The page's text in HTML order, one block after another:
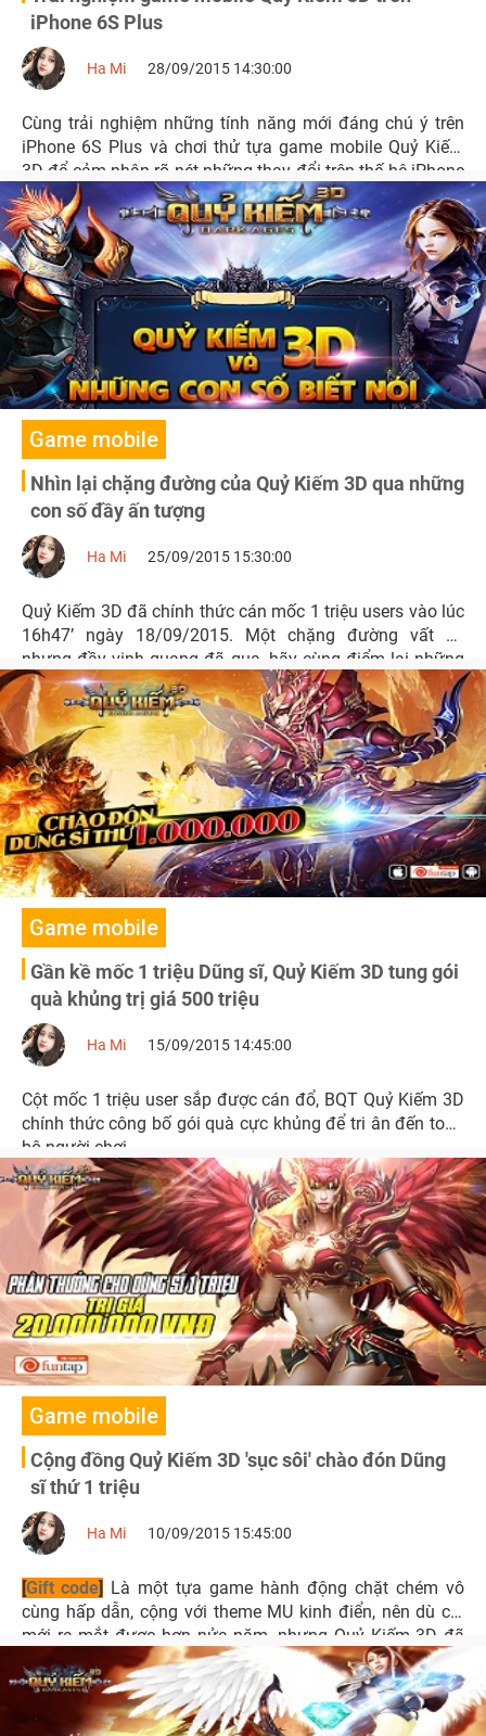
iPhone 6S Plus
Ha Mi 28/09/2015 14:30:00
Cùng trải nghiệm những tính năng mới đáng chú ý trên
iPhone 6S Plus và chơi thử tựa game mobile Quỷ Kiếm
3D để cảm nhận rõ nét những thay đổi trên thế hệ iPhone
mới này.
Game mobile
Nhìn lại chặng đường của Quỷ Kiếm 3D qua những
con số đầy ấn tượng
Ha Mi 25/09/2015 15:30:00
Quỷ Kiếm 3D đã chính thức cán mốc 1 triệu users vào lúc
16h47’ ngày 18/09/2015. Một chặng đường vất vả
nhưng đầy vinh quang đã qua, hãy cùng điểm lại những
dấu mốc của Quỷ Kiếm qua những con số đầy ấn tượng.
Game mobile
Gần kề mốc 1 triệu Dũng sĩ, Quỷ Kiếm 3D tung gói
quà khủng trị giá 500 triệu
Ha Mi 15/09/2015 14:45:00
Cột mốc 1 triệu user sắp được cán đổ, BQT Quỷ Kiếm 3D
chính thức công bố gói quà cực khủng để tri ân đến toàn
bộ người chơi.
Game mobile
Cộng đồng Quỷ Kiếm 3D 'sục sôi' chào đón Dũng
sĩ thứ 1 triệu
Ha Mi 10/09/2015 15:45:00
[Gift code] Là một tựa game hành động chặt chém vô
cùng hấp dẫn, cộng với theme MU kinh điển, nên dù chỉ
mới ra mắt được hơn nửa năm, nhưng Quỷ Kiếm 3D đã
gặt hái được những thành tích rất đáng nể.